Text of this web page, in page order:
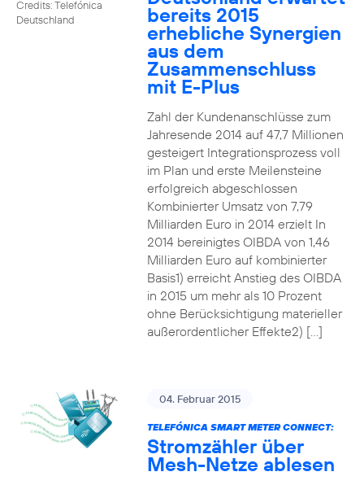
Credits: Telefónica
Deutschland
bereits 2015
erhebliche Synergien
aus dem
Zusammenschluss
mit E-Plus
Zahl der Kundenanschlüsse zum
Jahresende 2014 auf 47,7 Millionen
gesteigert Integrationsprozess voll
im Plan und erste Meilensteine
erfolgreich abgeschlossen
Kombinierter Umsatz von 7,79
Milliarden Euro in 2014 erzielt In
2014 bereinigtes OIBDA von 1,46
Milliarden Euro auf kombinierter
Basis1) erreicht Anstieg des OIBDA
in 2015 um mehr als 10 Prozent
ohne Berücksichtigung materieller
außerordentlicher Effekte2) […]
04. Februar 2015
TELEFÓNICA SMART METER CONNECT:
Stromzähler über
Mesh-Netze ablesen